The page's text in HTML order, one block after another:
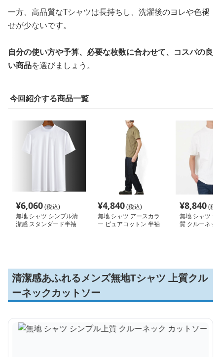
一方、高品質なTシャツは長持ちし、洗濯後のヨレや色褪
せが少ないです。
自分の使い方や予算、必要な枚数に合わせて、コスパの良
い商品を選びましょう。
今回紹介する商品一覧
¥6,060(税込)
無地 シャツ シンプル清
潔感 スタンダード半袖
¥4,840(税込)
無地 シャツ アースカラ
ー ピュアコットン 半袖
¥8,840(税
無地 シャツ シ
質 クルーネッ
清潔感あふれるメンズ無地Tシャツ 上質クル
ーネックカットソー